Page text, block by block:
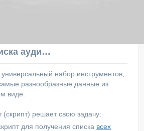
О сервисе поиска аудитории ВКонтакте
набор инструментов,
разнообразные данные из
виде.
решает свою задачу:
для получения списка всех